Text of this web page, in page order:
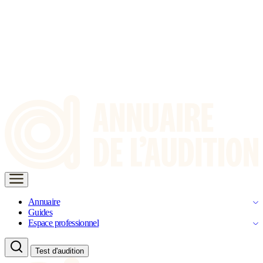
Annuaire
Guides
Espace professionnel
Test d'audition